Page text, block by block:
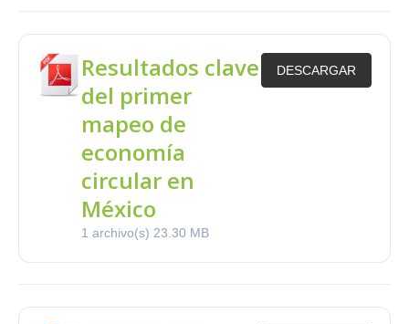
Resultados clave
del primer
mapeo de
economía
circular en
México
1 archivo(s) 23.30 MB
DESCARGAR